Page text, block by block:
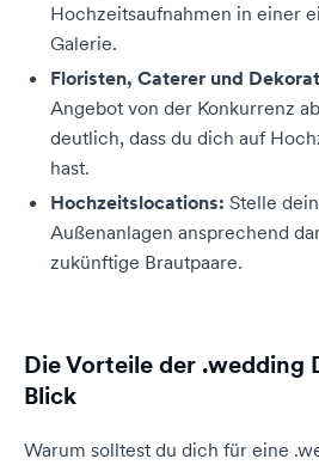
Hochzeitsaufnahmen in einer
Galerie.
Floristen, Caterer und
Angebot von der Konkurrenz
deutlich, dass du dich auf
hast.
Hochzeitslocations: Stelle
Außenanlagen ansprechend
zukünftige Brautpaare.
Die Vorteile der .wedding
Blick
Warum solltest du dich für eine